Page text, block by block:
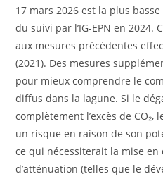
17 mars 2026 est la plus
du suivi par l’IG-EPN en 2024.
aux mesures précédentes
(2021). Des mesures
pour mieux comprendre le
diffus dans la lagune. Si le
complètement l’excès de
un risque en raison de son
ce qui nécessiterait la mise
d’atténuation (telles que le